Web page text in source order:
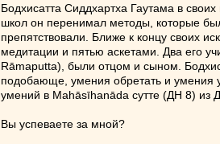
Бодхисатта Сиддхартха Гаутама в
школ он перенимал методы, которые
препятствовали. Ближе к концу своих
медитации и пятью аскетами. Два его
Rāmaputta), были отцом и сыном.
подобающе, умения обретать и умения
умений в Mahāsīhanāda сутте (ДН 8) из
Вы успеваете за мной?